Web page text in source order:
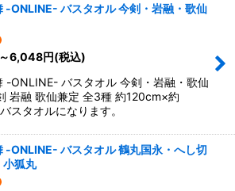
-ONLINE- バスタオル 今剣・岩融・歌仙
～6,048円(税込)
-ONLINE- バスタオル 今剣・岩融・歌仙
岩融 歌仙兼定 全3種 約120cm×約
スタオルになります。
-ONLINE- バスタオル 鶴丸国永・へし切
小狐丸